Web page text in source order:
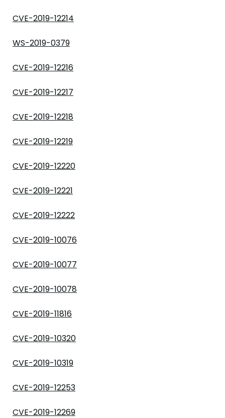
CVE-2019-12214
WS-2019-0379
CVE-2019-12216
CVE-2019-12217
CVE-2019-12218
CVE-2019-12219
CVE-2019-12220
CVE-2019-12221
CVE-2019-12222
CVE-2019-10076
CVE-2019-10077
CVE-2019-10078
CVE-2019-11816
CVE-2019-10320
CVE-2019-10319
CVE-2019-12253
CVE-2019-12269